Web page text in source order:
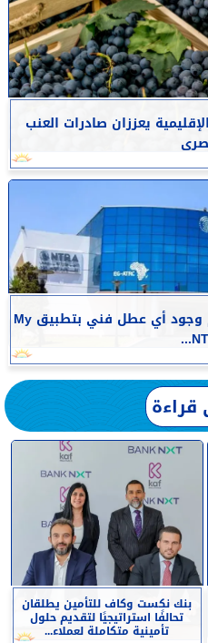
يعززان صادرات العنب
تنظيم الاتصالات في مصر: عدم وجود أي عطل فني بتطبيق My
قراءة
بنك نكست وكاف للتأمين يطلقان
تحالفًا استراتيجيًا لتقديم حلول
تأمينية متكاملة لعملاء...